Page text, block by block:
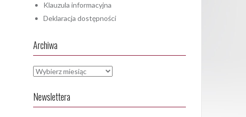
Klauzula informacyjna
Deklaracja dostępności
Archiwa
Newslettera